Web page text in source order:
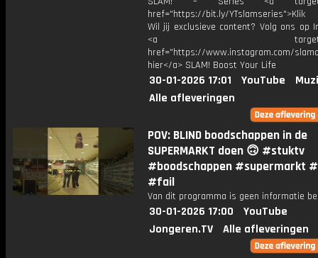
href="https://bit.ly/
Wil jij exclusieve content? Volg ons op
<a
href="https://www.instagram.com/
hier</a> SLAM! Boost Your Life
30-01-2026 17:01 YouTube
Alle afleveringen
POV: BLIND boodschappen in de
SUPERMARKT doen 🙃 #stuktv
#boodschappen #supermarkt
#fail
Van dit programma is geen informatie
30-01-2026 17:00
YouTube
Jongeren.TV
Alle afleveringen